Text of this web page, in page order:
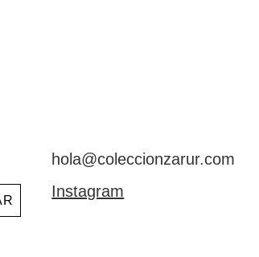
hola@coleccionzarur.com
Instagram